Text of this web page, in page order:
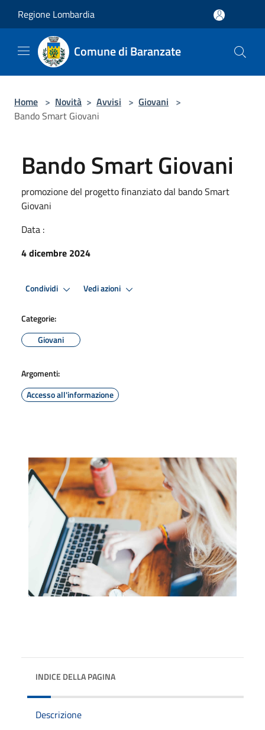
Regione Lombardia
Comune di Baranzate
Home > Novità > Avvisi > Giovani >
Bando Smart Giovani
Bando Smart Giovani
promozione del progetto finanziato dal bando Smart
Giovani
Data :
4 dicembre 2024
Condividi Vedi azioni
Categorie:
Giovani
Argomenti:
Accesso all'informazione
INDICE DELLA PAGINA
Descrizione